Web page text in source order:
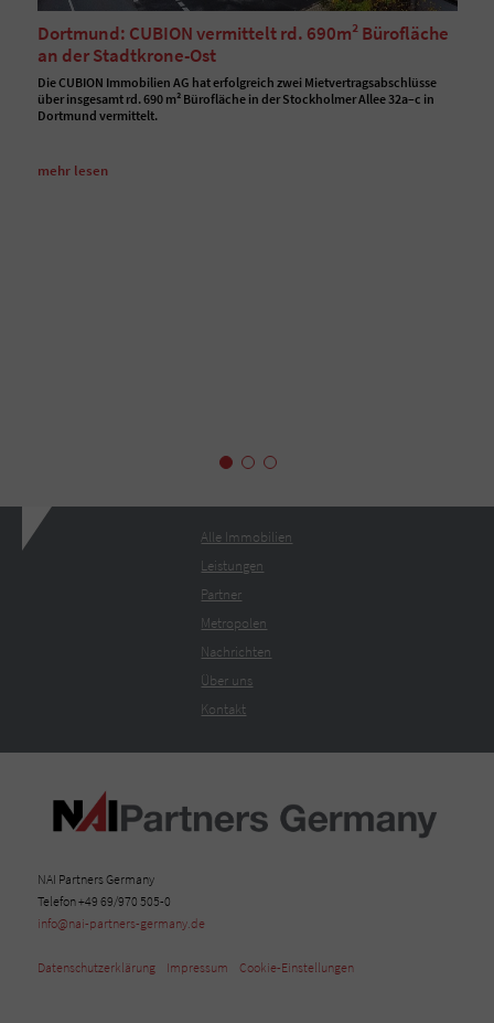
Dortmund: CUBION vermittelt rd. 690m² Bürofläche
an der Stadtkrone-Ost
Die CUBION Immobilien AG hat erfolgreich zwei Mietvertragsabschlüsse
über insgesamt rd. 690 m² Bürofläche in der Stockholmer Allee 32a–c in
Dortmund vermittelt.
mehr lesen
Alle Immobilien
Leistungen
Partner
Metropolen
Nachrichten
Über uns
Kontakt
NAI Partners Germany
Telefon +49 69/970 505-0
info@nai-partners-germany.de
Datenschutzerklärung Impressum Cookie-Einstellungen